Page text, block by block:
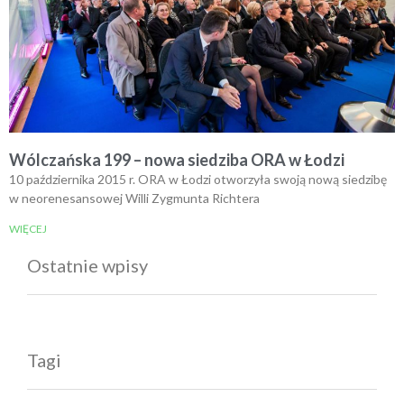
Wólczańska 199 – nowa siedziba ORA w Łodzi
10 października 2015 r. ORA w Łodzi otworzyła swoją nową siedzibę
w neorenesansowej Willi Zygmunta Richtera
WIĘCEJ
Ostatnie wpisy
Tagi